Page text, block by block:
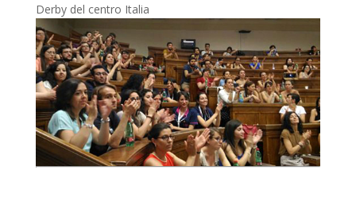
Derby del centro Italia